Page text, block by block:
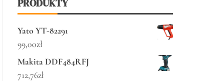
PRODUKTY
Yato YT-82291
99,00zł
Makita DDF484RFJ
712,76zł